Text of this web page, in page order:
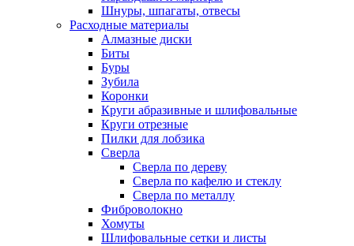
Шнуры, шпагаты, отвесы
Расходные материалы
Алмазные диски
Биты
Буры
Зубила
Коронки
Круги абразивные и шлифовальные
Круги отрезные
Пилки для лобзика
Сверла
Сверла по дереву
Сверла по кафелю и стеклу
Сверла по металлу
Фиброволокно
Хомуты
Шлифовальные сетки и листы